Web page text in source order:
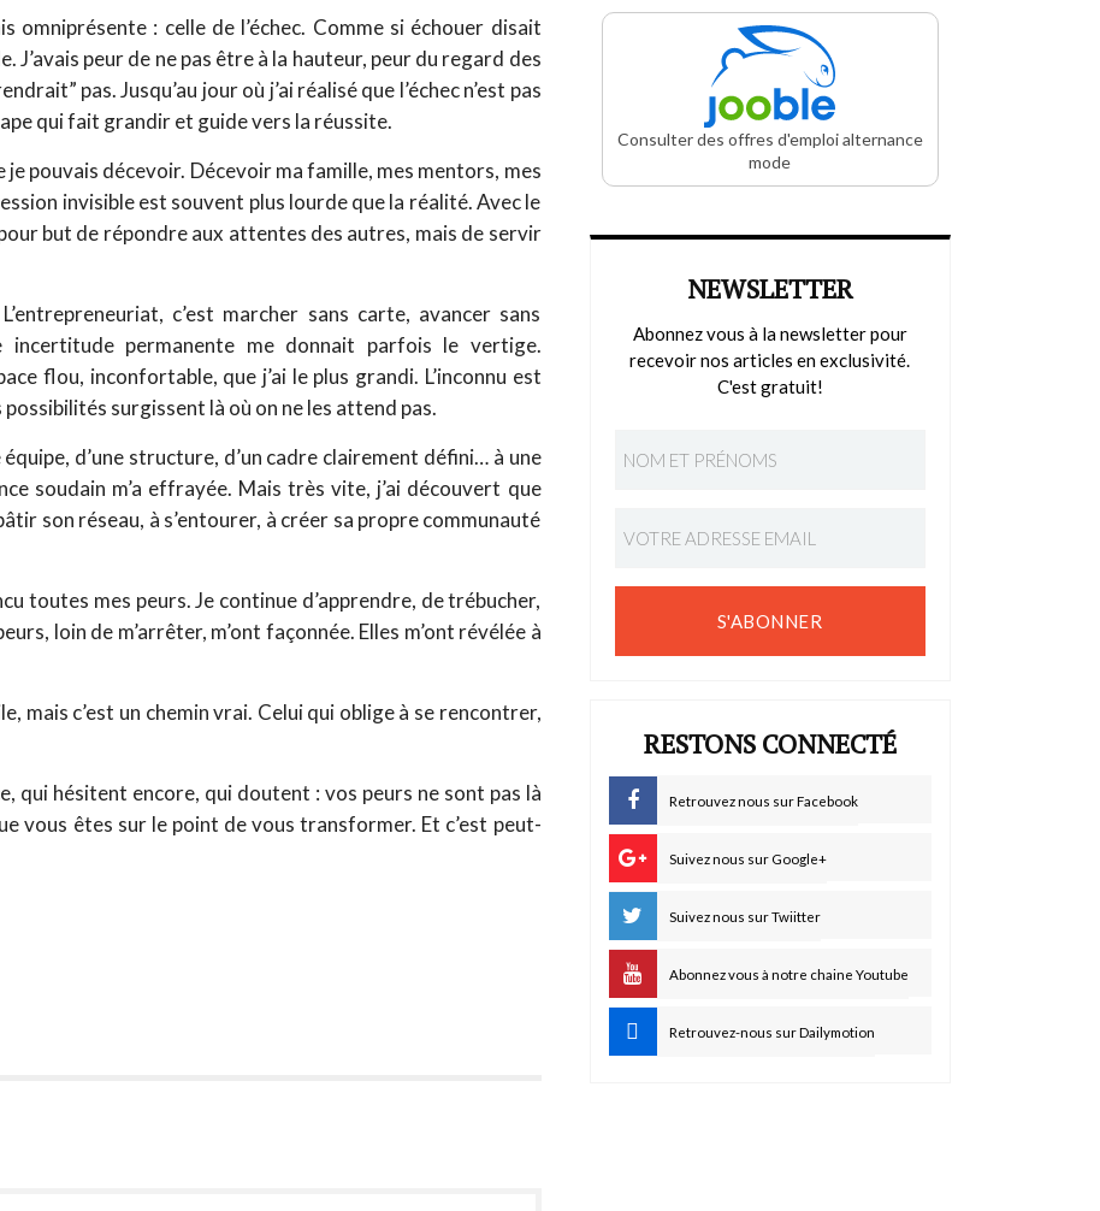
omniprésente : celle de l’échec. Comme si échouer disait
J’avais peur de ne pas être à la hauteur, peur du regard des
pas. Jusqu’au jour où j’ai réalisé que l’échec n’est pas
qui fait grandir et guide vers la réussite.
je pouvais décevoir. Décevoir ma famille, mes mentors, mes
invisible est souvent plus lourde que la réalité. Avec le
but de répondre aux attentes des autres, mais de servir
c’est marcher sans carte, avancer sans
incertitude permanente me donnait parfois le vertige.
flou, inconfortable, que j’ai le plus grandi. L’inconnu est
surgissent là où on ne les attend pas.
d’une structure, d’un cadre clairement défini… à une
soudain m’a effrayée. Mais très vite, j’ai découvert que
son réseau, à s’entourer, à créer sa propre communauté
toutes mes peurs. Je continue d’apprendre, de trébucher,
loin de m’arrêter, m’ont façonnée. Elles m’ont révélée à
mais c’est un chemin vrai. Celui qui oblige à se rencontrer,
qui hésitent encore, qui doutent : vos peurs ne sont pas là
vous êtes sur le point de vous transformer. Et c’est peut-
Consulter des offres d'emploi alternance
mode
NEWSLETTER
Abonnez vous à la newsletter pour
recevoir nos articles en exclusivité.
C'est gratuit!
S'ABONNER
RESTONS CONNECTÉ
Retrouvez nous sur Facebook
Suivez nous sur Google+
Suivez nous sur Twiitter
Abonnez vous à notre chaine Youtube
Retrouvez-nous sur Dailymotion